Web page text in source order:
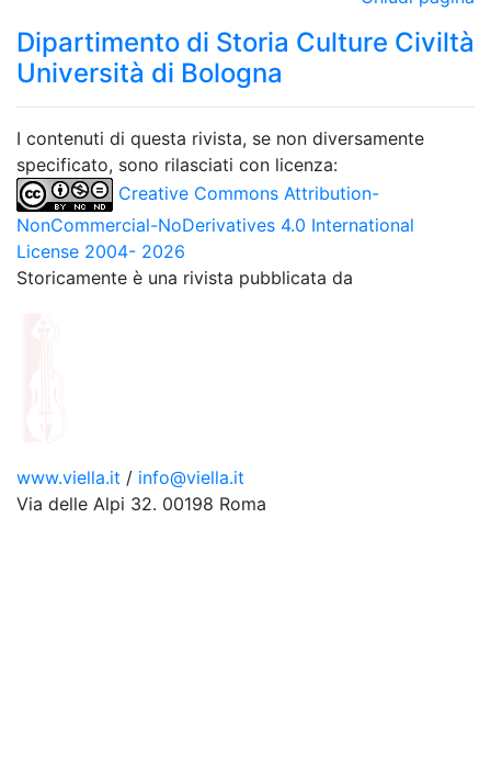
Dipartimento di Storia Culture Civiltà
Università di Bologna
I contenuti di questa rivista, se non diversamente
specificato, sono rilasciati con licenza:
Creative Commons Attribution-
NonCommercial-NoDerivatives 4.0 International
License 2004- 2026
Storicamente è una rivista pubblicata da
www.viella.it / info@viella.it
Via delle Alpi 32. 00198 Roma